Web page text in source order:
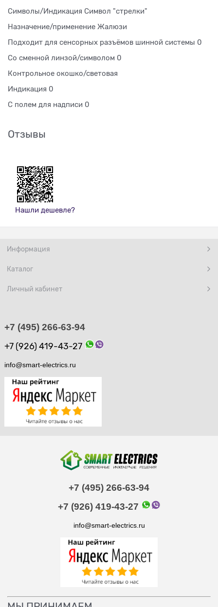
Символы/Индикация Символ "стрелки"
Назначение/применение Жалюзи
Подходит для сенсорных разъёмов шинной системы 0
Со сменной линзой/символом 0
Контрольное окошко/световая
Индикация 0
С полем для надписи 0
Отзывы
Нашли дешевле?
Информация
Каталог
Личный кабинет
+7 (495) 266-63-94
+7 (926) 419-43-27
info@smart-electrics.ru
+7 (495) 266-63-94
+7 (926) 419-43-27
info@smart-electrics.ru